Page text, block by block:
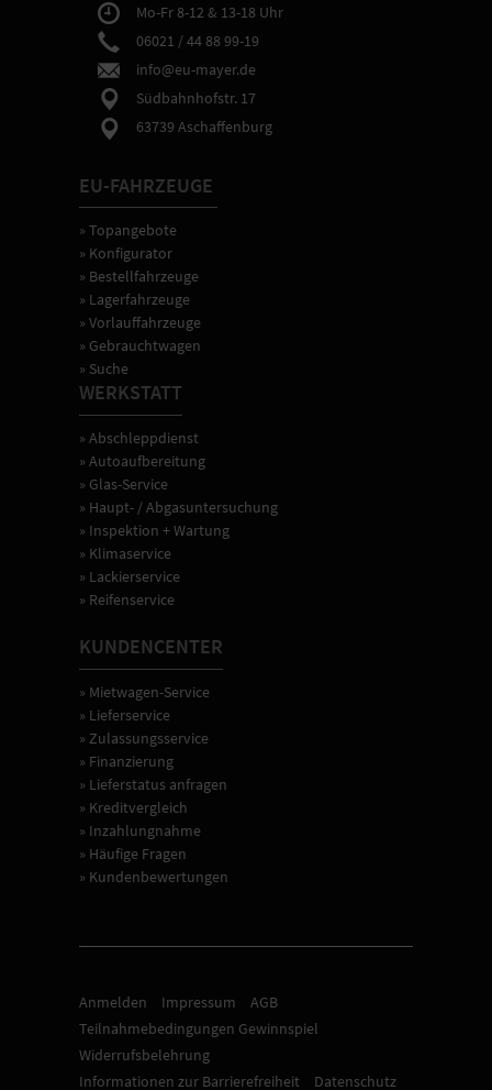
Mo-Fr 8-12 & 13-18 Uhr
06021 / 44 88 99-19
info@eu-mayer.de
Südbahnhofstr. 17
63739 Aschaffenburg
EU-FAHRZEUGE
» Topangebote
» Konfigurator
» Bestellfahrzeuge
» Lagerfahrzeuge
» Vorlauffahrzeuge
» Gebrauchtwagen
» Suche
WERKSTATT
» Abschleppdienst
» Autoaufbereitung
» Glas-Service
» Haupt- / Abgasuntersuchung
» Inspektion + Wartung
» Klimaservice
» Lackierservice
» Reifenservice
KUNDENCENTER
» Mietwagen-Service
» Lieferservice
» Zulassungsservice
» Finanzierung
» Lieferstatus anfragen
» Kreditvergleich
» Inzahlungnahme
» Häufige Fragen
» Kundenbewertungen
Anmelden Impressum
AGB
Teilnahmebedingungen Gewinnspiel
Widerrufsbelehrung
Informationen zur Barrierefreiheit
Datenschutz